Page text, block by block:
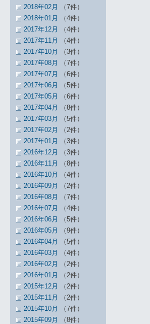
2018年02月
（7件）
2018年01月
（4件）
2017年12月
（4件）
2017年11月
（4件）
2017年10月
（3件）
2017年08月
（7件）
2017年07月
（6件）
2017年06月
（5件）
2017年05月
（6件）
2017年04月
（8件）
2017年03月
（5件）
2017年02月
（2件）
2017年01月
（3件）
2016年12月
（3件）
2016年11月
（8件）
2016年10月
（4件）
2016年09月
（2件）
2016年08月
（7件）
2016年07月
（4件）
2016年06月
（5件）
2016年05月
（9件）
2016年04月
（5件）
2016年03月
（4件）
2016年02月
（2件）
2016年01月
（2件）
2015年12月
（2件）
2015年11月
（2件）
2015年10月
（7件）
2015年09月
（8件）